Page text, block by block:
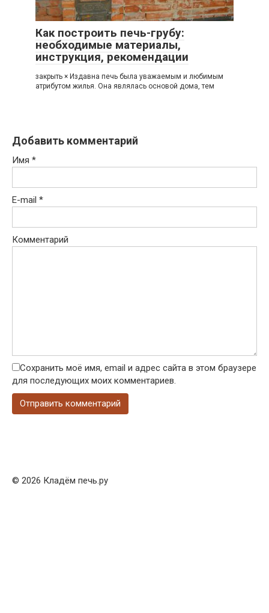
Как построить печь-грубу:
необходимые материалы,
инструкция, рекомендации
закрыть × Издавна печь была уважаемым и любимым
атрибутом жилья. Она являлась основой дома, тем
Добавить комментарий
Имя *
E-mail *
Комментарий
Сохранить моё имя, email и адрес сайта в этом браузере
для последующих моих комментариев.
© 2026 Кладём печь.ру